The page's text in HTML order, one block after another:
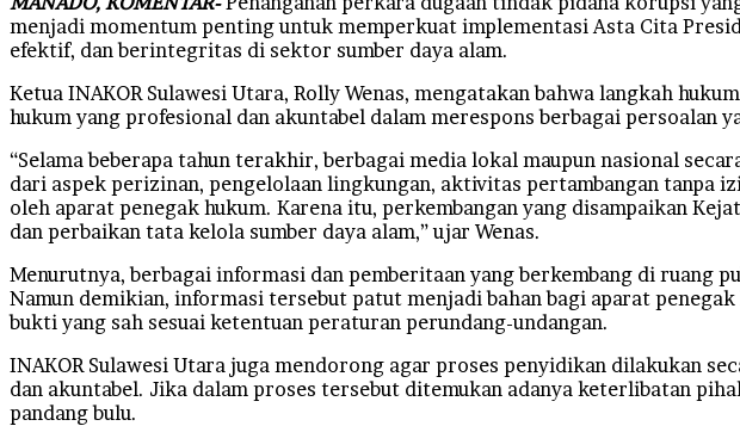
menjadi momentum penting untuk memperkuat implementasi Asta Cita
efektif, dan berintegritas di sektor sumber daya alam.
Ketua INAKOR Sulawesi Utara, Rolly Wenas, mengatakan bahwa langkah
hukum yang profesional dan akuntabel dalam merespons berbagai persoalan
“Selama beberapa tahun terakhir, berbagai media lokal maupun nasional
dari aspek perizinan, pengelolaan lingkungan, aktivitas pertambangan tanpa
oleh aparat penegak hukum. Karena itu, perkembangan yang disampaikan
dan perbaikan tata kelola sumber daya alam,” ujar Wenas.
Menurutnya, berbagai informasi dan pemberitaan yang berkembang di ruang
Namun demikian, informasi tersebut patut menjadi bahan bagi aparat
bukti yang sah sesuai ketentuan peraturan perundang-undangan.
INAKOR Sulawesi Utara juga mendorong agar proses penyidikan dilakukan
dan akuntabel. Jika dalam proses tersebut ditemukan adanya keterlibatan
pandang bulu.